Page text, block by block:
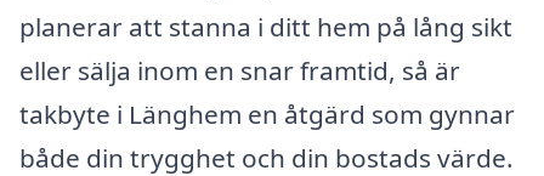
planerar att stanna i ditt hem på lång sikt
eller sälja inom en snar framtid, så är
takbyte i Länghem en åtgärd som gynnar
både din trygghet och din bostads värde.